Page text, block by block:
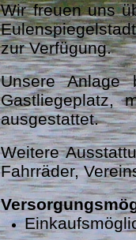
Wir freuen uns
zur Verfügung.
Unsere
Gastliegeplatz,
ausgestattet.
Weitere
Fahrräder,